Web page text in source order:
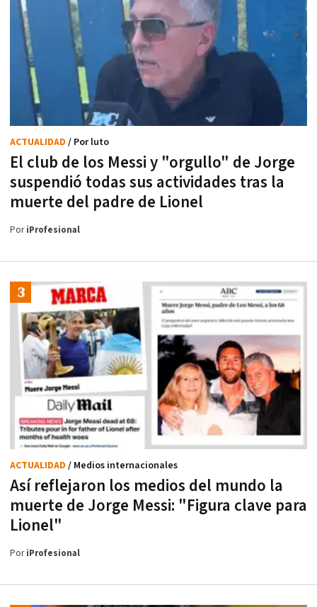
El club de los Messi y "orgullo" de Jorge
suspendió todas sus actividades tras la
muerte del padre de Lionel
ACTUALIDAD / Por luto
PoriProfesional
Así reflejaron los medios del mundo la
muerte de Jorge Messi: "Figura clave para
Lionel"
ACTUALIDAD / Medios internacionales
PoriProfesional